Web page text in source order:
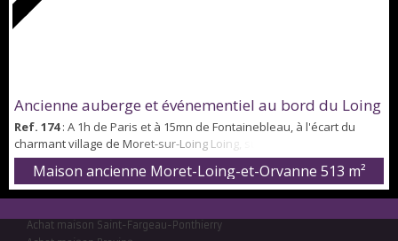
Ancienne auberge et événementiel au bord du Loing
Ref. 174: A 1h de Paris et à 15mn de Fontainebleau, à l'écart du
charmant village de Moret-sur-Loing Loing, sur un terrain de 845m²
au bord du canal... Pittoresque ancienne auberge-restaurant
entièrement restaurée en 2007 et en cours de rénovation
intérieure. Composée de 3 bâtiments accolés et unifiés, elle offre 4
2 terrasses ...
Maison ancienne Moret-Loing-et-Orvanne 513 m²
Achat maison Saint-Fargeau-Ponthierry